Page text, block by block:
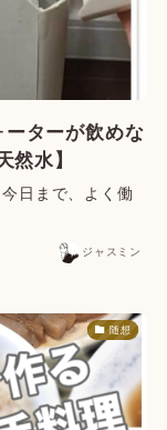
ーターが飲めな
然水】
日まで、よく働
ジャスミン
随想